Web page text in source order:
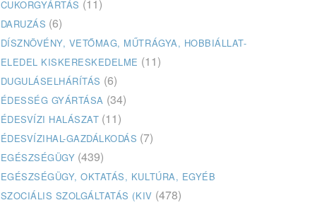
CUKORGYÁRTÁS (11)
DARUZÁS (6)
DÍSZNÖVÉNY, VETŐMAG, MŰTRÁGYA, HOBBIÁLLAT-
ELEDEL KISKERESKEDELME (11)
DUGULÁSELHÁRÍTÁS (6)
ÉDESSÉG GYÁRTÁSA (34)
ÉDESVÍZI HALÁSZAT (11)
ÉDESVÍZIHAL-GAZDÁLKODÁS (7)
EGÉSZSÉGÜGY (439)
EGÉSZSÉGÜGY, OKTATÁS, KULTÚRA, EGYÉB
SZOCIÁLIS SZOLGÁLTATÁS (KIV (478)